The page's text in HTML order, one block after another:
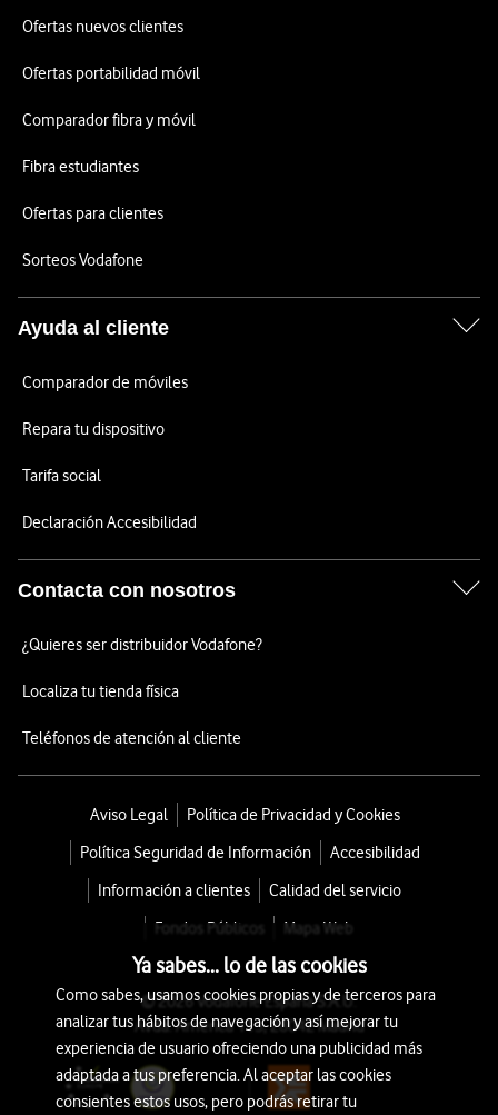
Ofertas nuevos clientes
Ofertas portabilidad móvil
Comparador fibra y móvil
Fibra estudiantes
Ofertas para clientes
Sorteos Vodafone
Ayuda al cliente
Comparador de móviles
Repara tu dispositivo
Tarifa social
Declaración Accesibilidad
Contacta con nosotros
¿Quieres ser distribuidor Vodafone?
Localiza tu tienda física
Teléfonos de atención al cliente
Aviso Legal
Política de Privacidad y Cookies
Política Seguridad de Información
Accesibilidad
Información a clientes
Calidad del servicio
Fondos Públicos
Mapa Web
© 2026 Vodafone España S.A.U.
Avda. América 115, 28042 Madrid
Ya sabes... lo de las cookies
Como sabes, usamos cookies propias y de terceros para
analizar tus hábitos de navegación y así mejorar tu
experiencia de usuario ofreciendo una publicidad más
adaptada a tus preferencia. Al aceptar las cookies
consientes estos usos, pero podrás retirar tu